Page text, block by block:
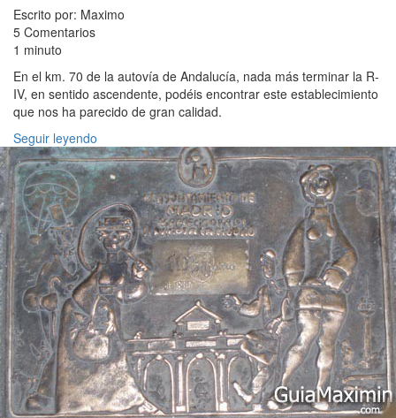
Escrito por: Maximo
5 Comentarios
1 minuto
En el km. 70 de la autovía de Andalucía, nada más terminar la R-
IV, en sentido ascendente, podéis encontrar este establecimiento
que nos ha parecido de gran calidad.
Seguir leyendo